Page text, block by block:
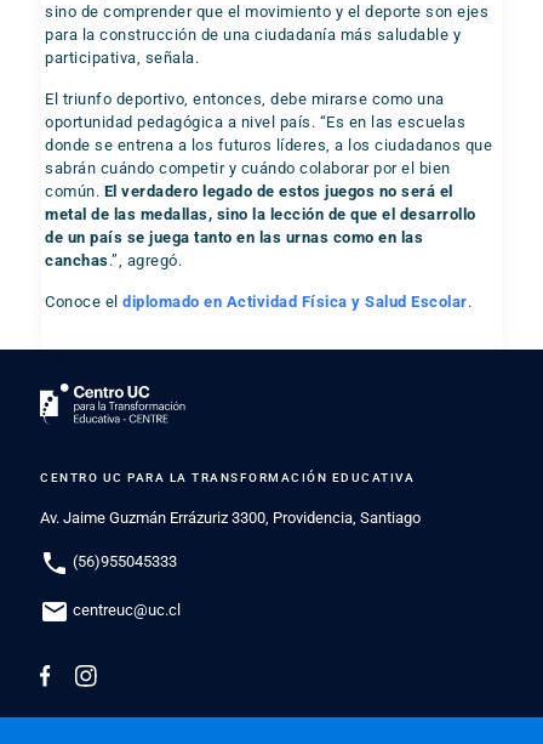
sino de comprender que el movimiento y el deporte son ejes
para la construcción de una ciudadanía más saludable y
participativa, señala.
El triunfo deportivo, entonces, debe mirarse como una
oportunidad pedagógica a nivel país. “Es en las escuelas
donde se entrena a los futuros líderes, a los ciudadanos que
sabrán cuándo competir y cuándo colaborar por el bien
común. El verdadero legado de estos juegos no será el
metal de las medallas, sino la lección de que el desarrollo
de un país se juega tanto en las urnas como en las
canchas.”, agregó.
Conoce eldiplomado en Actividad Física y Salud Escolar.
CENTRO UC PARA LA TRANSFORMACIÓN EDUCATIVA
Av. Jaime Guzmán Errázuriz 3300, Providencia, Santiago
phone (56)955045333
mail centreuc@uc.cl